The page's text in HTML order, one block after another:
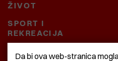
ŽIVOT
SPORT I
REKREACIJA
CRNA KRONIKA
Da bi ova web-stranica